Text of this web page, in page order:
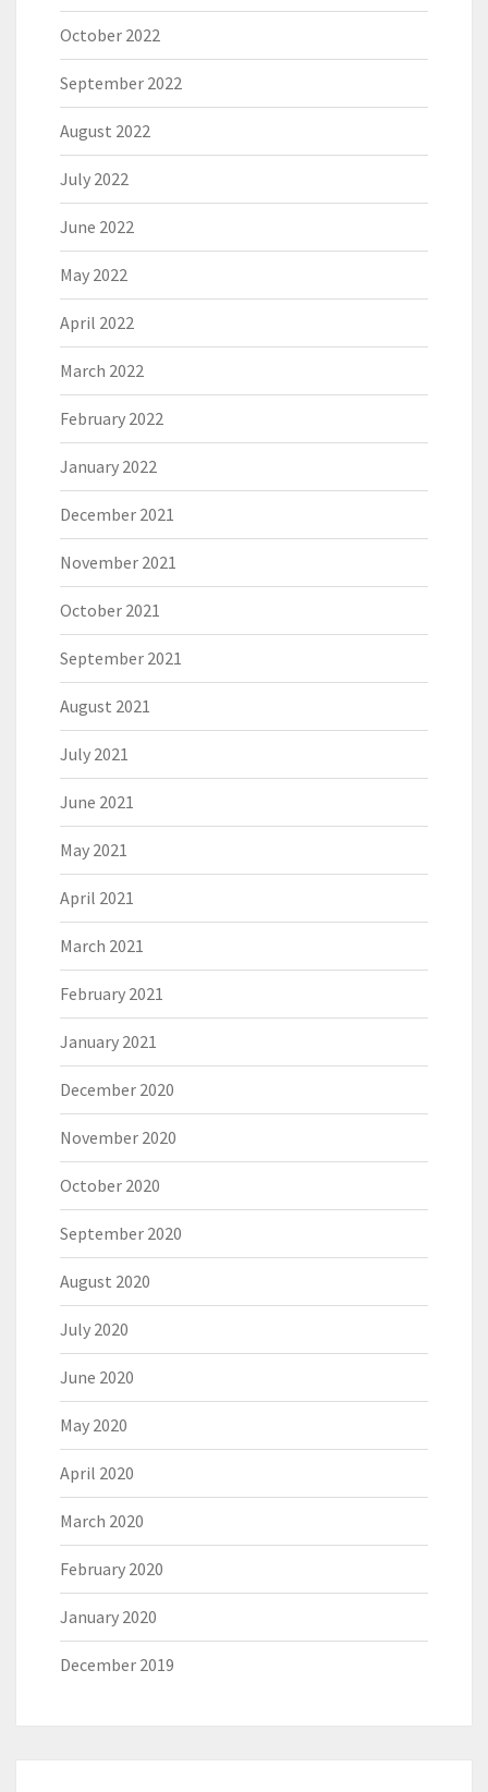
October 2022
September 2022
August 2022
July 2022
June 2022
May 2022
April 2022
March 2022
February 2022
January 2022
December 2021
November 2021
October 2021
September 2021
August 2021
July 2021
June 2021
May 2021
April 2021
March 2021
February 2021
January 2021
December 2020
November 2020
October 2020
September 2020
August 2020
July 2020
June 2020
May 2020
April 2020
March 2020
February 2020
January 2020
December 2019